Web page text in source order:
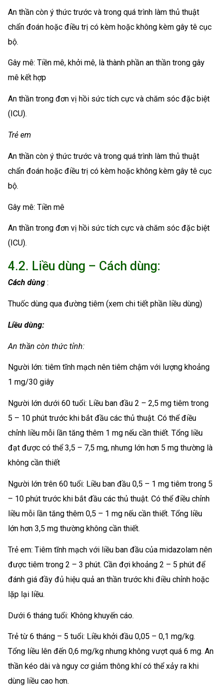
An thần còn ý thức trước và trong quá trình làm thủ thuật
chẩn đoán hoặc điều trị có kèm hoặc không kèm gây tê cục
bộ.
Gây mê: Tiền mê, khởi mê, là thành phần an thần trong gây
mê kết hợp
An thần trong đơn vị hồi sức tích cực và chăm sóc đặc biệt
(ICU).
Trẻ em
An thần còn ý thức trước và trong quá trình làm thủ thuật
chẩn đoán hoặc điều trị có kèm hoặc không kèm gây tê cục
bộ.
Gây mê: Tiền mê
An thần trong đơn vị hồi sức tích cực và chăm sóc đặc biệt
(ICU).
4.2. Liều dùng – Cách dùng:
Cách dùng :
Thuốc dùng qua đường tiêm (xem chi tiết phần liều dùng)
Liều dùng:
An thần còn thức tỉnh:
Người lớn: tiêm tĩnh mạch nên tiêm chậm với lượng khoảng
1 mg/30 giây
Người lớn dưới 60 tuổi: Liều ban đầu 2 – 2,5 mg tiêm trong
5 – 10 phút trước khi bắt đầu các thủ thuật. Có thể điều
chỉnh liều mỗi lần tăng thêm 1 mg nếu cần thiết. Tổng liều
đạt được có thể 3,5 – 7,5 mg, nhưng lớn hơn 5 mg thường là
không cần thiết
Người lớn trên 60 tuổi: Liều ban đầu 0,5 – 1 mg tiêm trong 5
– 10 phút trước khi bắt đầu các thủ thuật. Có thể điều chỉnh
liều mỗi lần tăng thêm 0,5 – 1 mg nếu cần thiết. Tổng liều
lớn hơn 3,5 mg thường không cần thiết.
Trẻ em: Tiêm tĩnh mạch với liều ban đầu của midazolam nên
được tiêm trong 2 – 3 phút. Cần đợi khoảng 2 – 5 phút để
đánh giá đầy đủ hiệu quả an thần trước khi điều chỉnh hoặc
lặp lại liều.
Dưới 6 tháng tuổi: Không khuyến cáo.
Trẻ từ 6 tháng – 5 tuổi: Liều khởi đầu 0,05 – 0,1 mg/kg.
Tổng liều lên đến 0,6 mg/kg nhưng không vượt quá 6 mg. An
thần kéo dài và nguy cơ giảm thông khí có thể xảy ra khi
dùng liều cao hơn.